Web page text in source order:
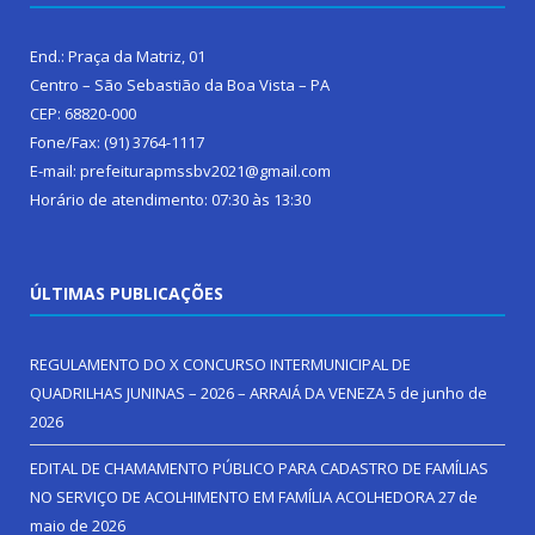
End.: Praça da Matriz, 01
Centro – São Sebastião da Boa Vista – PA
CEP: 68820-000
Fone/Fax: (91) 3764-1117
E-mail: prefeiturapmssbv2021@gmail.com
Horário de atendimento: 07:30 às 13:30
ÚLTIMAS PUBLICAÇÕES
REGULAMENTO DO X CONCURSO INTERMUNICIPAL DE
QUADRILHAS JUNINAS – 2026 – ARRAIÁ DA VENEZA5 de junho de
2026
EDITAL DE CHAMAMENTO PÚBLICO PARA CADASTRO DE FAMÍLIAS
NO SERVIÇO DE ACOLHIMENTO EM FAMÍLIA ACOLHEDORA27 de
maio de 2026